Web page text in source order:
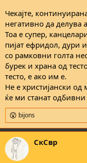
Чекајте,
негативно да делува
Тоа е супер,
пијат ефридол, дури
со рамковни голта
бурек и храна од
тесто, е ако им е.
Не е христијански
ќе ми станат одбивни
R
e
a
c
i
bijons
СкСвр